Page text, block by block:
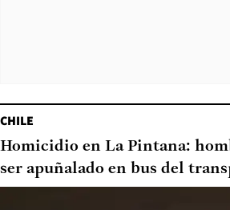
CHILE
Homicidio en La Pintana:
ser apuñalado en bus del